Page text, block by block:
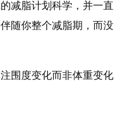
减脂计划科学，并一直
随你整个减脂期，而没
围度变化而非体重变化